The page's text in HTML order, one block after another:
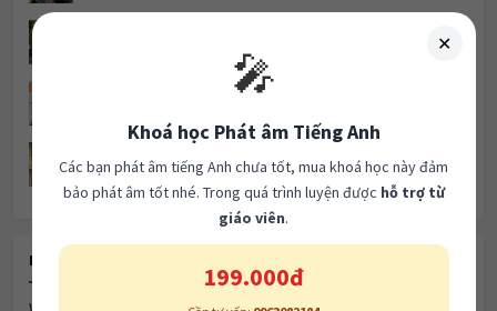
CAM 19 - READING Test 1 Passage 2
RECENT POSTS
✕
🎤
Khoá học Phát âm Tiếng Anh
Các bạn phát âm tiếng Anh chưa tốt, mua khoá học này đảm
bảo phát âm tốt nhé. Trong quá trình luyện được hỗ trợ từ
giáo viên.
199.000đ